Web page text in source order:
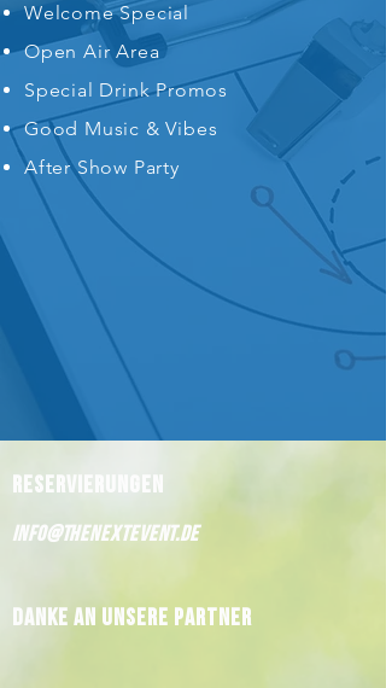
Welcome Special
Open Air Area
Special Drink Promos
Good Music & Vibes
After Show Party
Reservierungen
info@thenextevent.de
Danke an unsere PartNer